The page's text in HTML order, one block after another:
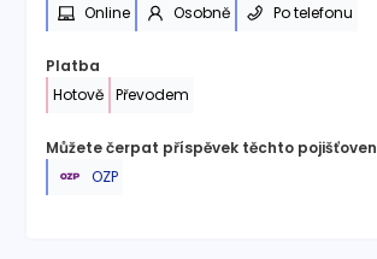
Online
Osobně Po telefonu
Platba
Hotově
Převodem
Můžete čerpat příspěvek těchto pojišťoven
OZP